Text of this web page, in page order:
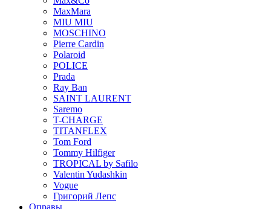
MaxMara
MIU MIU
MOSCHINO
Pierre Cardin
Polaroid
POLICE
Prada
Ray Ban
SAINT LAURENT
Saremo
T-CHARGE
TITANFLEX
Tom Ford
Tommy Hilfiger
TROPICAL by Safilo
Valentin Yudashkin
Vogue
Григорий Лепс
Оправы